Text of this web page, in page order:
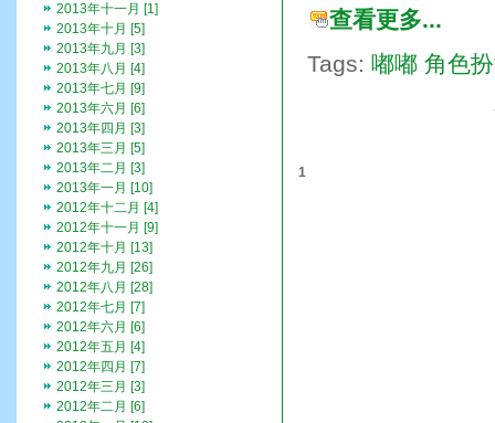
查看更多...
Tags: 嘟嘟 角色
1
2013年十一月 [1]
2013年十月 [5]
2013年九月 [3]
2013年八月 [4]
2013年七月 [9]
2013年六月 [6]
2013年四月 [3]
2013年三月 [5]
2013年二月 [3]
2013年一月 [10]
2012年十二月 [4]
2012年十一月 [9]
2012年十月 [13]
2012年九月 [26]
2012年八月 [28]
2012年七月 [7]
2012年六月 [6]
2012年五月 [4]
2012年四月 [7]
2012年三月 [3]
2012年二月 [6]